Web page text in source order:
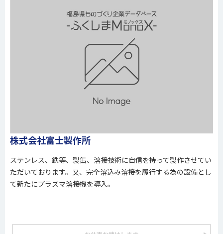
株式会社富士製作所
ステンレス、鉄等、製缶、溶接技術に自信を持って製作させてい
ただいております。又、完全溶込み溶接を履行する為の設備とし
て新たにプラズマ溶接機を導入。